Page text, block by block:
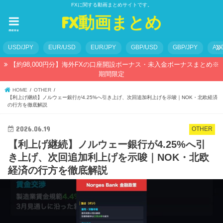
FXに関する動画まとめサイトです。
FX動画まとめ
menu
USD/JPY EUR/USD EUR/JPY GBP/USD GBP/JPY
【約98,000円分】海外FXの口座開設ボーナス・未入金ボーナスまとめ※
期間限定
HOME
OTHER
【利上げ継続】ノルウェー銀行が4.25%へ引き上げ、次回追加利上げを示唆｜NOK・北欧経済
の行方を徹底解説
OTHER
2026.06.19
【利上げ継続】ノルウェー銀行が4.25%へ引
き上げ、次回追加利上げを示唆｜NOK・北欧
経済の行方を徹底解説